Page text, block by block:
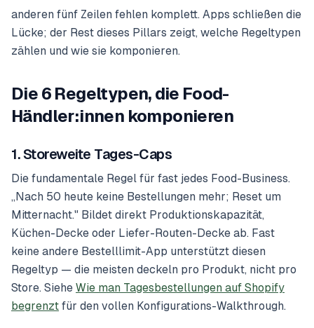
anderen fünf Zeilen fehlen komplett. Apps schließen die
Lücke; der Rest dieses Pillars zeigt, welche Regeltypen
zählen und wie sie komponieren.
Die 6 Regeltypen, die Food-
Händler:innen komponieren
1. Storeweite Tages-Caps
Die fundamentale Regel für fast jedes Food-Business.
„Nach 50 heute keine Bestellungen mehr; Reset um
Mitternacht." Bildet direkt Produktionskapazität,
Küchen-Decke oder Liefer-Routen-Decke ab. Fast
keine andere Bestelllimit-App unterstützt diesen
Regeltyp — die meisten deckeln pro Produkt, nicht pro
Store. Siehe Wie man Tagesbestellungen auf Shopify
begrenzt für den vollen Konfigurations-Walkthrough.